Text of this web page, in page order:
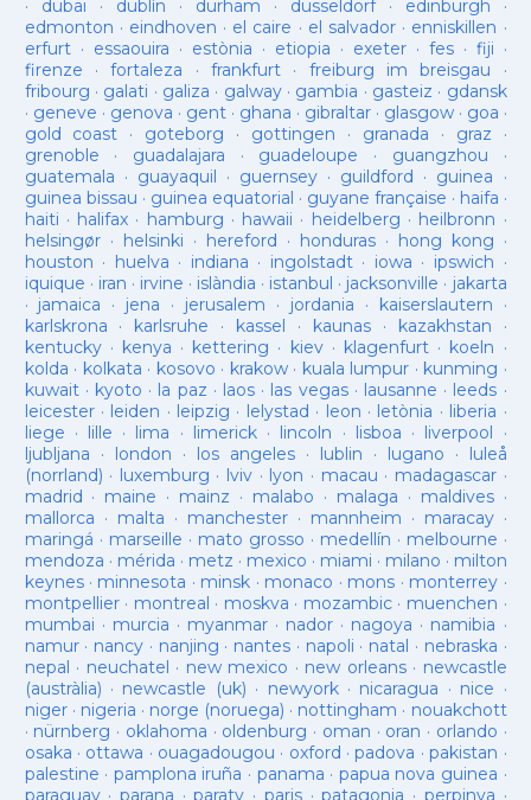
· dubai · dublín · durham · düsseldorf· edinburgh ·
edmonton · eindhoven · el caire · el salvador · enniskillen ·
erfurt· essaouira · estònia · etiopia · exeter· fes· fiji ·
firenze ·fortaleza · frankfurt· freiburg im breisgau ·
fribourg · galati · galiza · galway· gambia · gasteiz · gdansk
· geneve · genova · gent· ghana · gibraltar· glasgow· goa ·
gold coast · goteborg · gottingen · granada · graz ·
grenoble · guadalajara · guadeloupe · guangzhou ·
guatemala · guayaquil · guernsey· guildford · guinea ·
guinea bissau · guinea equatorial · guyane française · haifa ·
haiti · halifax · hamburg · hawaii · heidelberg · heilbronn ·
helsingør· helsinki · hereford · honduras· hong kong ·
houston · huelva · indiana · ingolstadt· iowa · ipswich ·
iquique · iran · irvine · islàndia · istanbul · jacksonville · jakarta
· jamaica · jena · jerusalem · jordania · kaiserslautern ·
karlskrona · karlsruhe · kassel · kaunas· kazakhstan ·
kentucky· kenya · kettering · kiev· klagenfurt · koeln ·
kolda · kolkata · kosovo · krakow· kuala lumpur · kunming ·
kuwait· kyoto · la paz · laos· las vegas· lausanne · leeds ·
leicester· leiden · leipzig · lelystad · leon · letònia · liberia ·
liege · lille · lima · limerick· lincoln · lisboa · liverpool ·
ljubljana · london · los angeles· lublin · lugano · luleå
(norrland) · luxemburg · lviv · lyon · macau · madagascar·
madrid · maine · mainz · malabo · malaga · maldives·
mallorca · malta · manchester· mannheim · maracay·
maringá · marseille · mato grosso · medellín · melbourne ·
mendoza · mérida · metz · mexico · miami · milano · milton
keynes· minnesota · minsk · monaco · mons · monterrey ·
montpellier· montreal · moskva · mozambic· muenchen ·
mumbai · murcia · myanmar· nador · nagoya · namibia ·
namur· nancy · nanjing · nantes · napoli · natal · nebraska ·
nepal · neuchatel · new mexico · new orleans· newcastle
(austràlia) · newcastle (uk) · newyork· nicaragua · nice ·
niger· nigeria · norge (noruega) · nottingham · nouakchott
· nürnberg · oklahoma · oldenburg · oman · oran · orlando ·
osaka · ottawa · ouagadougou · oxford ·padova ·pakistan ·
palestine · pamplona iruña · panama · papua nova guinea ·
paraguay· parana ·paraty · paris·patagonia · perpinya ·